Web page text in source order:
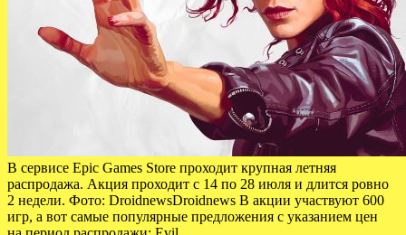
В сервисе Epic Games Store проходит крупная летняя
распродажа. Акция проходит с 14 по 28 июля и длится ровно
2 недели. Фото: DroidnewsDroidnews В акции участвуют 600
игр, а вот самые популярные предложения с указанием цен